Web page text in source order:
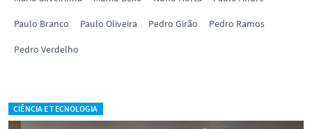
Paulo Branco Paulo Oliveira Pedro Girão Pedro Ramos
Pedro Verdelho
CIÊNCIA E TECNOLOGIA